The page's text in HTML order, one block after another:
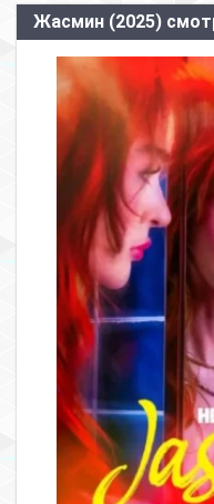
Жасмин (2025)